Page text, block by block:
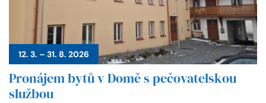
12. 3. – 31. 8. 2026
Pronájem bytů v Domě s pečovatelskou
službou